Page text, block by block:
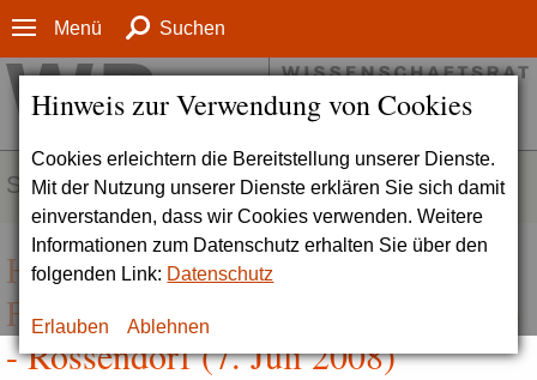
Hinweis zur Verwendung von Cookies
Cookies erleichtern die Bereitstellung unserer Dienste.
Mit der Nutzung unserer Dienste erklären Sie sich damit
einverstanden, dass wir Cookies verwenden. Weitere
Informationen zum Datenschutz erhalten Sie über den
folgenden Link: Datenschutz
Erlauben Ablehnen
Menü Suchen
SERVICE
Hintergrundinformationen zum
Forschungszentrum Dresden (FZD)
- Rossendorf (7. Juli 2008)